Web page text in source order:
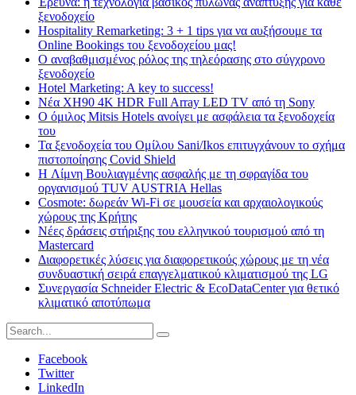
ξενοδοχείο
Hospitality Remarketing: 3 + 1 tips για να αυξήσουμε τα
Online Bookings του ξενοδοχείου μας!
Ο αναβαθμισμένος ρόλος της τηλεόρασης στο σύγχρονο
ξενοδοχείο
Hotel Marketing: A key to success!
Νέα XH90 4K HDR Full Array LED TV από τη Sony
Ο όμιλος Mitsis Hotels ανοίγει με ασφάλεια τα ξενοδοχεία
του
Τα ξενοδοχεία του Ομίλου Sani/Ikos επιτυγχάνουν το σχήμα
πιστοποίησης Covid Shield
H Λίμνη Βουλιαγμένης ασφαλής με τη σφραγίδα του
οργανισμού TUV AUSTRIA Hellas
Cosmote: δωρεάν Wi-Fi σε μουσεία και αρχαιολογικούς
χώρους της Κρήτης
Νέες δράσεις στήριξης του ελληνικού τουρισμού από τη
Mastercard
Διαφορετικές λύσεις για διαφορετικούς χώρους με τη νέα
συνδυαστική σειρά επαγγελματικού κλιματισμού της LG
Συνεργασία Schneider Electric & EcoDataCenter για θετικό
κλιματικό αποτύπωμα
Facebook
Twitter
LinkedIn